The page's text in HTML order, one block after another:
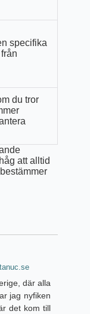
specifika
du tror
att alltid
där alla
jag nyfiken
det kom till